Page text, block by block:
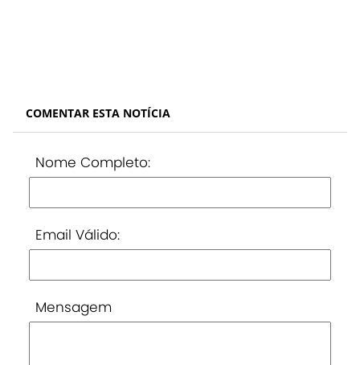
COMENTAR ESTA NOTÍCIA
Nome Completo:
Email Válido:
Mensagem